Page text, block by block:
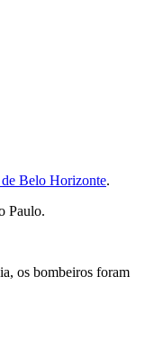
Belo Horizonte.
Paulo.
os bombeiros foram